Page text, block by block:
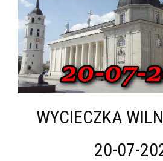
WYCIECZKA
20-07-